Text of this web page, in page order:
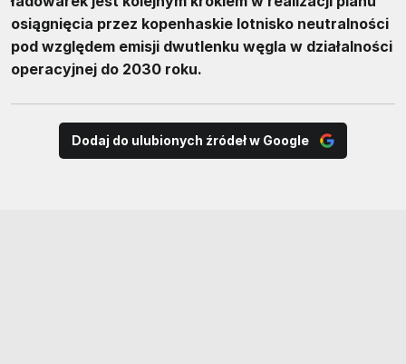
osiągnięcia przez kopenhaskie lotnisko neutralności
pod względem emisji dwutlenku węgla w działalności
operacyjnej do 2030 roku.
Dodaj do ulubionych źródeł w Google